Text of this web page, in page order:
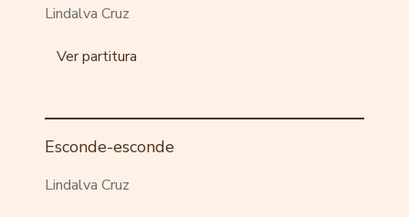
Lindalva Cruz
Ver partitura
Esconde-esconde
Lindalva Cruz